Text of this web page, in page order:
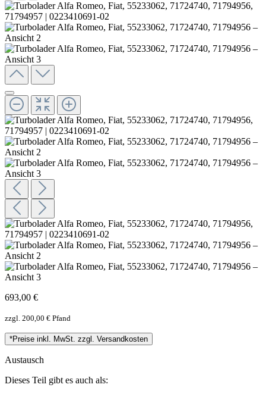
693,00 €
zzgl. 200,00 € Pfand
*Preise inkl. MwSt. zzgl. Versandkosten
Austausch
Dieses Teil gibt es auch als: